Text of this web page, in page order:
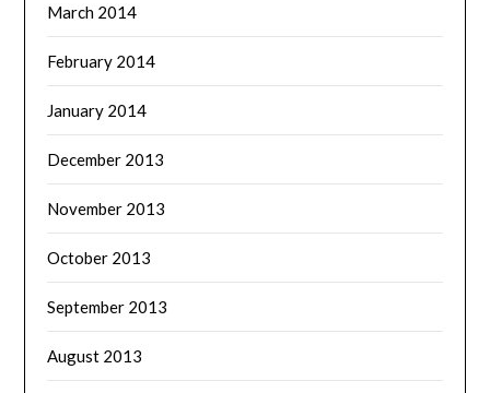
March 2014
February 2014
January 2014
December 2013
November 2013
October 2013
September 2013
August 2013